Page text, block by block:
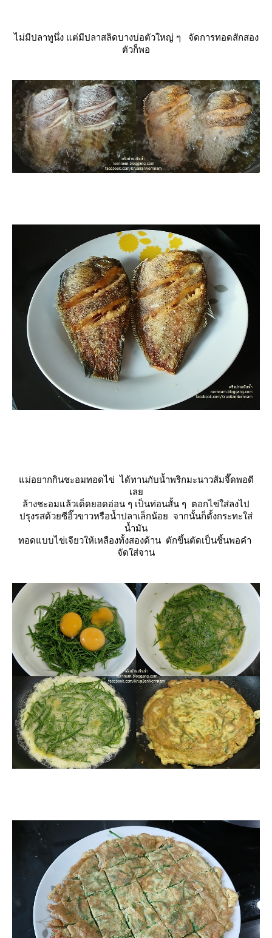
ไม่มีปลาทูนึ่ง แต่มีปลาสลิดบางบ่อตัวใหญ่ ๆ จัดการทอดสักสอง
ตัวก็พอ
ม่อยากกินชะอมทอดไข่ ได้ทานกับน้ำพริกมะนาวส้มจี๊ดพอดี
เล
ล้างชะอมแล้วเด็ดยอดอ่อน ๆ เป็นท่อนสั้น ๆ ตอกไข่ใส่ลงไป
ปรุงรสด้วยซีอิ๊วขาวหรือน้ำปลาเล็กน้อย จากนั้นก็ตั้งกระทะใส่
น้ำมัน
ทอดแบบไข่เจียวให้เหลืองทั้งสองด้าน ตักขึ้นตัดเป็นชิ้นพอคำ
จัดใส่จาน